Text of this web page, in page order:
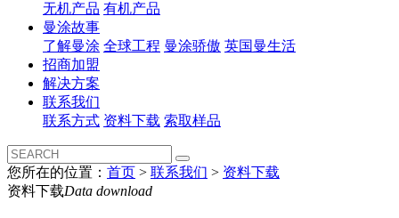
无机产品 有机产品
曼涂故事
了解曼涂 全球工程 曼涂骄傲 英国曼生活
招商加盟
解决方案
联系我们
联系方式 资料下载 索取样品
您所在的位置： 首页 > 联系我们 > 资料下载
资料下载Data download